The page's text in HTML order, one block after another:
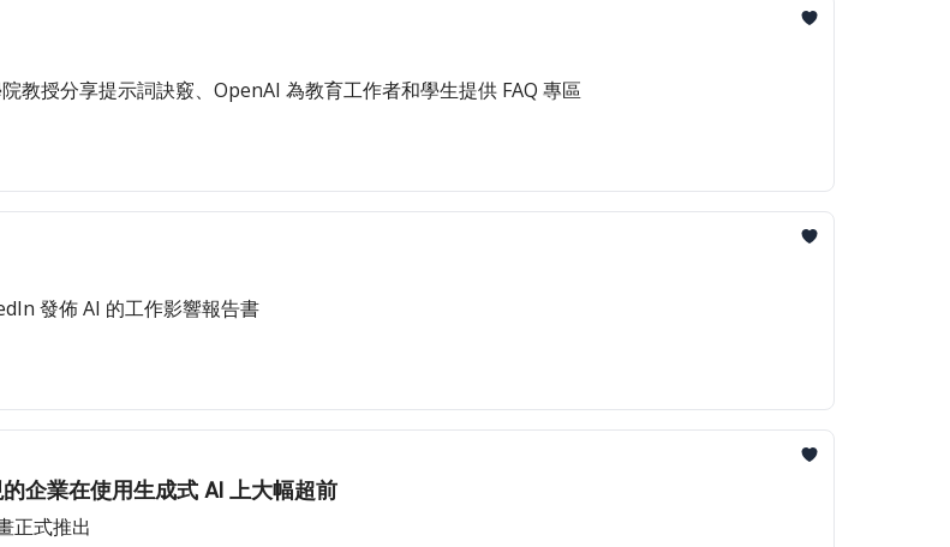
教授分享提示詞訣竅、OpenAI 為教育工作者和學生提供 FAQ 專區
發佈 AI 的工作影響報告書
企業在使用生成式 AI 上大幅超前
正式推出